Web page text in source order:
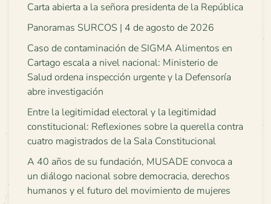
Carta abierta a la señora presidenta de la República
Panoramas SURCOS | 4 de agosto de 2026
Caso de contaminación de SIGMA Alimentos en
Cartago escala a nivel nacional: Ministerio de
Salud ordena inspección urgente y la Defensoría
abre investigación
Entre la legitimidad electoral y la legitimidad
constitucional: Reflexiones sobre la querella contra
cuatro magistrados de la Sala Constitucional
A 40 años de su fundación, MUSADE convoca a
un diálogo nacional sobre democracia, derechos
humanos y el futuro del movimiento de mujeres